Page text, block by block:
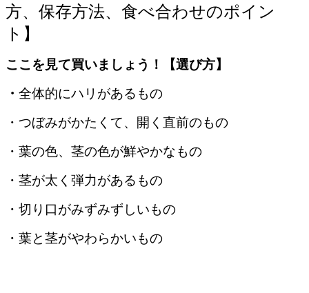
方、保存方法、食べ合わせのポイン
ト】
ここを見て買いましょう！【選び方】
・ 全体的にハリがあるもの
・つぼみがかたくて、開く直前のもの
・葉の色、茎の色が鮮やかなもの
・茎が太く弾力があるもの
・切り口がみずみずしいもの
・葉と茎がやわらかいもの